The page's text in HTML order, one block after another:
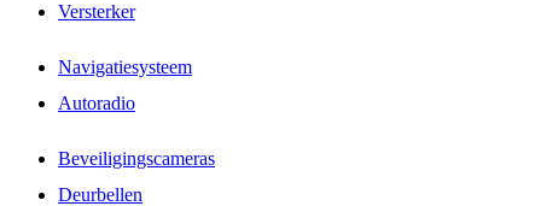
Versterker
Navigatiesysteem
Autoradio
Beveiligingscameras
Deurbellen